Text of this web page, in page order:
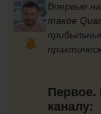
Впервые
такое
Первое.
каналу: